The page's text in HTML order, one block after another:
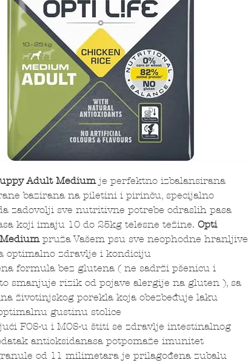
Adult Medium je perfektno izbalansirana
bazirana na piletini i pirinču, specijalno
zadovolji sve nutritivne potrebe odraslih pasa
koji imaju 10 do 25kg telesne težine. Opti
pruža Vašem psu sve neophodne hranljive
optimalno zdravlje i kondiciju
formula bez glutena ( ne sadrži pšenicu i
smanjuje rizik od pojave alergije na gluten ), sa
životinjskog porekla koja obezbeđuje laku
gustinu stolice
FOS-u i MOS-u štiti se zdravlje intestinalnog
antioksidanasa potpomaže imunitet
od 11 milimetara je prilagođena zubalu